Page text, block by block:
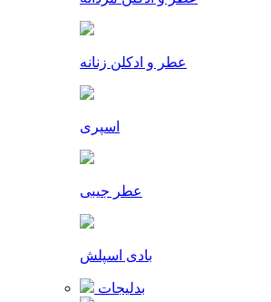
عطر و ادکلن زنانه
اسپری
عطر جیبی
بادی اسپلش
بدلیجات